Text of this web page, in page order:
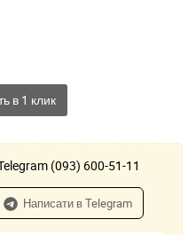
(093) 600-51-11
Написати в Telegram